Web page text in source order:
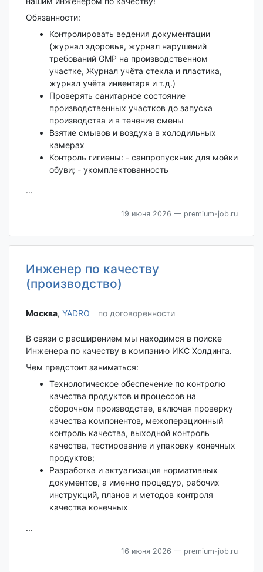
Обязанности:
Контролировать ведения документации
(журнал здоровья, журнал нарушений
требований GMP на производственном
участке, Журнал учёта стекла и пластика,
журнал учёта инвентаря и т.д.)
Проверять санитарное состояние
производственных участков до запуска
производства и в течение смены
Взятие смывов и воздуха в холодильных
камерах
Контроль гигиены: - санпропускник для мойки
обуви; - укомплектованность
...
19 июня 2026 — premium-job.ru
Инженер по качеству
(производство)
Москва‎, YADRO по договоренности
В связи с расширением мы находимся в поиске
Инженера по качеству в компанию ИКС Холдинга.
Чем предстоит заниматься:
Технологическое обеспечение по контролю
качества продуктов и процессов на
сборочном производстве, включая проверку
качества компонентов, межоперационный
контроль качества, выходной контроль
качества, тестирование и упаковку конечных
продуктов;
Разработка и актуализация нормативных
документов, а именно процедур, рабочих
инструкций, планов и методов контроля
качества конечных
...
16 июня 2026 — premium-job.ru